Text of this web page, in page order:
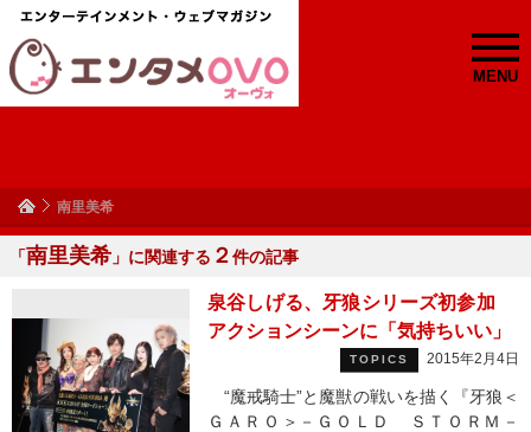
MENU
南里美希
「南里美希 」に関連する ２件の記事
泉谷しげる、牙狼シリーズ初参加
アクションシーンに「気持ちいい」
TOPICS 2015年2月4日
“魔戒騎士”と魔獣の戦いを描く『牙狼＜
ＧＡＲＯ＞－ＧＯＬＤ ＳＴＯＲＭ－